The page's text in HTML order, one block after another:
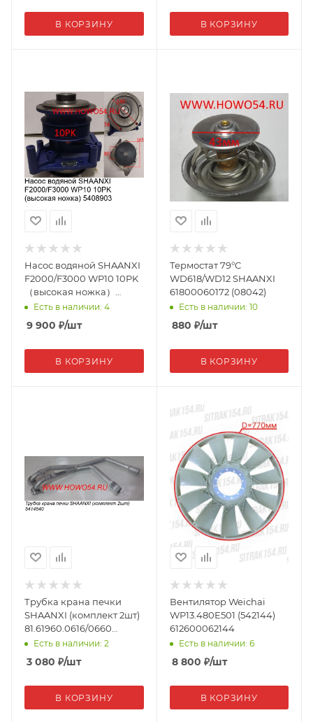
В КОРЗИНУ В КОРЗИНУ
Насос водяной SHAANXI
F2000/F3000 WP10 10PK
（высокая ножка）
612600061497 08903
Есть в наличии: 4
9 900 ₽/шт
В КОРЗИНУ
Термостат 79°C
WD618/WD12 SHAANXI
61800060172 (08042)
Есть в наличии: 10
880 ₽/шт
В КОРЗИНУ
Трубка крана печки
SHAANXI (комплект 2шт)
81.61960.0616/0660
(14540)
Есть в наличии: 2
3 080 ₽/шт
В КОРЗИНУ
Вентилятор Weichai
WP13.480E501 (542144)
612600062144
Есть в наличии: 6
8 800 ₽/шт
В КОРЗИНУ